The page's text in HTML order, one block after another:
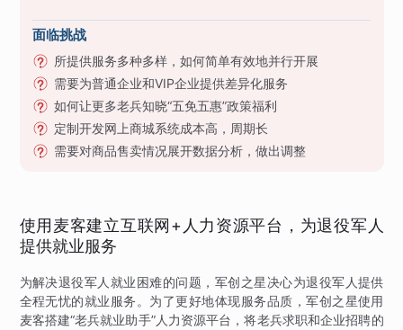
面临挑战
所提供服务多种多样，如何简单有效地并行开展
需要为普通企业和VIP企业提供差异化服务
如何让更多老兵知晓“五免五惠”政策福利
定制开发网上商城系统成本高，周期长
需要对商品售卖情况展开数据分析，做出调整
使用麦客建立互联网+人力资源平台，为退役军人
提供就业服务
为解决退役军人就业困难的问题，军创之星决心为退役军人提供
全程无忧的就业服务。为了更好地体现服务品质，军创之星使用
麦客搭建“老兵就业助手”人力资源平台，将老兵求职和企业招聘的